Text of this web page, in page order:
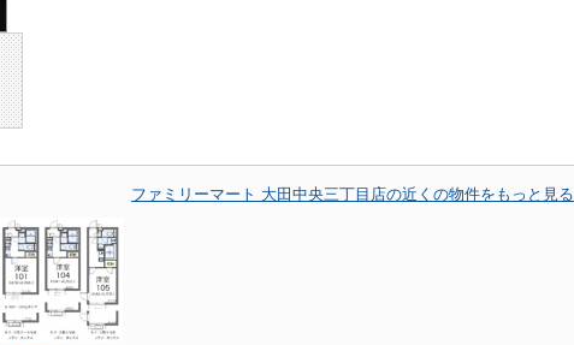
ファミリーマート 大田中央三丁目店の近くの物件をもっと見る